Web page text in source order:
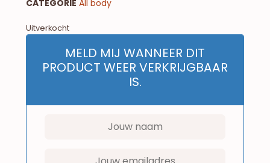
CATEGORIE All body
Uitverkocht
MELD MIJ WANNEER DIT
PRODUCT WEER VERKRIJGBAAR
IS.